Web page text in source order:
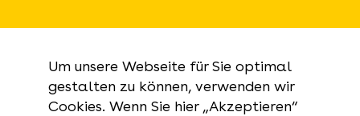
Um unsere Webseite für Sie optimal
gestalten zu können, verwenden wir
Cookies. Wenn Sie hier „Akzeptieren“
+49 711 212-4272
Anfragen zu Archivgut:
+49 711 335075-555